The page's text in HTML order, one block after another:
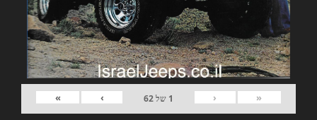
«
‹
1 של62
›
»